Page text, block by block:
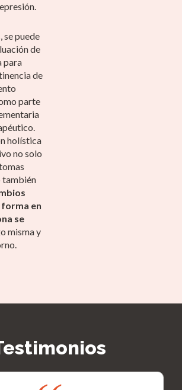
se puede
de
para
de
parte
holística
no solo
también
en
se
misma y